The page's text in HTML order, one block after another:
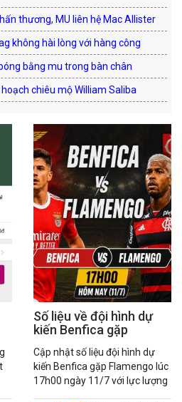
thương, MU liên hệ Mac Allister
không hài lòng với hàng công
bằng mu trong bàn chân
chiêu mộ William Saliba
Số liệu về đội hình dự
kiến Benfica gặp
Cập nhật số liệu đội hình dự
kiến Benfica gặp Flamengo lúc
17h00 ngày 11/7 với lực lượng